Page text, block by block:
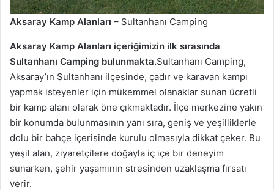
Aksaray Kamp Alanları – Sultanhanı Camping
Aksaray Kamp Alanları içeriğimizin ilk sırasında
Sultanhanı Camping bulunmakta.Sultanhanı Camping,
Aksaray’ın Sultanhanı ilçesinde, çadır ve karavan kampı
yapmak isteyenler için mükemmel olanaklar sunan ücretli
bir kamp alanı olarak öne çıkmaktadır. İlçe merkezine yakın
bir konumda bulunmasının yanı sıra, geniş ve yeşilliklerle
dolu bir bahçe içerisinde kurulu olmasıyla dikkat çeker. Bu
yeşil alan, ziyaretçilere doğayla iç içe bir deneyim
sunarken, şehir yaşamının stresinden uzaklaşma fırsatı
verir.